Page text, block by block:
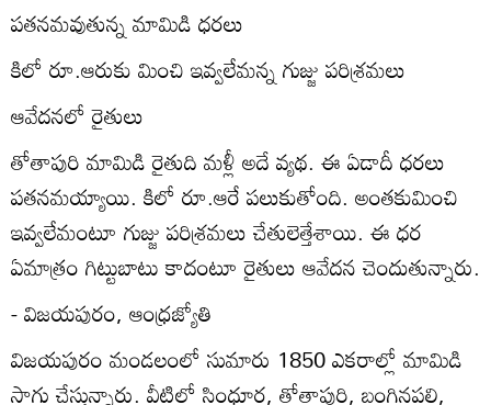
పతనమవుతున్న మామిడి ధరలు
కిలో రూ.ఆరుకు మించి ఇవ్వలేమన్న గుజ్జు పరిశ్రమలు
ఆవేదనలో రైతులు
తోతాపురి మామిడి రైతుది మళ్లీ అదే వ్యథ. ఈ ఏడాదీ ధరలు
పతనమయ్యాయి. కిలో రూ.ఆరే పలుకుతోంది. అంతకుమించి
ఇవ్వలేమంటూ గుజ్జు పరిశ్రమలు చేతులెత్తేశాయి. ఈ ధర
ఏమాత్రం గిట్టుబాటు కాదంటూ రైతులు ఆవేదన చెందుతున్నారు.
- విజయపురం, ఆంధ్రజ్యోతి
విజయపురం మండలంలో సుమారు 1850 ఎకరాల్లో మామిడి
సాగు చేస్తున్నారు. వీటిలో సింధూర, తోతాపురి, బంగినపల్లి,